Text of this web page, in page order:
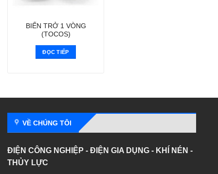
BIẾN TRỞ 1 VÒNG
(TOCOS)
ĐỌC TIẾP
VỀ CHÚNG TÔI
ĐIỆN CÔNG NGHIỆP - ĐIỆN GIA DỤNG - KHÍ NÉN -
THỦY LỰC